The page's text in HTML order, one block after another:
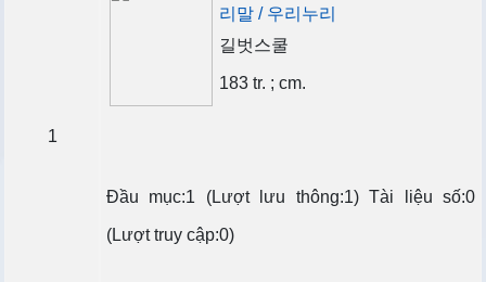
1
리말 / 우리누리
길벗스쿨
183 tr. ; cm.
Đầu mục:1 (Lượt lưu thông:1) Tài liệu số:0
(Lượt truy cập:0)